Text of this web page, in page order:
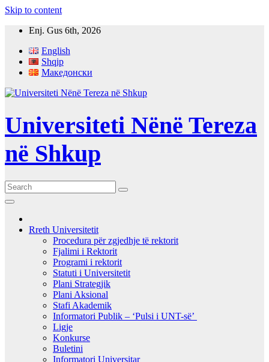
Skip to content
Enj. Gus 6th, 2026
English
Shqip
Македонски
Universiteti Nënë Tereza
në Shkup
Rreth Universitetit
Procedura për zgjedhje të rektorit
Fjalimi i Rektorit
Programi i rektorit
Statuti i Universitetit
Plani Strategjik
Plani Aksional
Stafi Akademik
Informatori Publik – ‘Pulsi i UNT-së’
Ligje
Konkurse
Buletini
Informatori Universitar